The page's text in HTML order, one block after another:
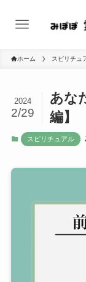
ホーム スピリチュ
あな
編】
2024
2/29
スピリチュアル